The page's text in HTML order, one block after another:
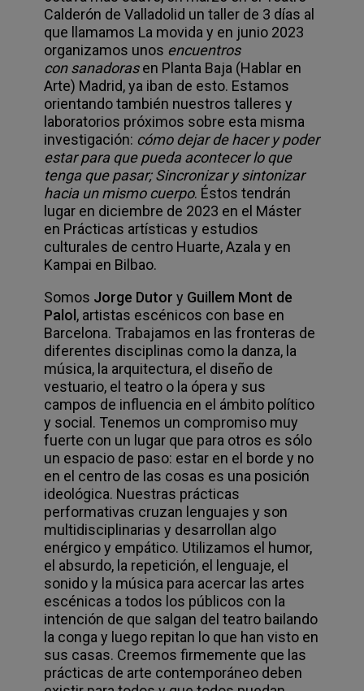
Calderón de Valladolid un taller de 3 días al
que llamamos La movida y en junio 2023
organizamos unos encuentros
con sanadorasen Planta Baja (Hablar en
Arte) Madrid, ya iban de esto. Estamos
orientando también nuestros talleres y
laboratorios próximos sobre esta misma
investigación: cómo dejar de hacer y poder
estar para que pueda acontecer lo que
tenga que pasar; Sincronizar y sintonizar
hacia un mismo cuerpo. Éstos tendrán
lugar en diciembre de 2023 en el Máster
en Prácticas artísticas y estudios
culturales de centro Huarte, Azala y en
Kampai en Bilbao.
Somos Jorge Dutor y Guillem Mont de
Palol , artistas escénicos con base en
Barcelona. Trabajamos en las fronteras de
diferentes disciplinas como la danza, la
música, la arquitectura, el diseño de
vestuario, el teatro o la ópera y sus
campos de influencia en el ámbito político
y social. Tenemos un compromiso muy
fuerte con un lugar que para otros es sólo
un espacio de paso: estar en el borde y no
en el centro de las cosas es una posición
ideológica. Nuestras prácticas
performativas cruzan lenguajes y son
multidisciplinarias y desarrollan algo
enérgico y empático. Utilizamos el humor,
el absurdo, la repetición, el lenguaje, el
sonido y la música para acercar las artes
escénicas a todos los públicos con la
intención de que salgan del teatro bailando
la conga y luego repitan lo que han visto en
sus casas. Creemos firmemente que las
prácticas de arte contemporáneo deben